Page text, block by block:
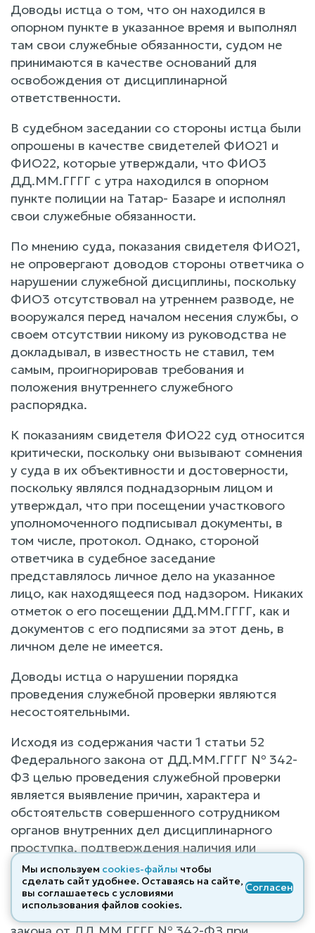
Доводы истца о том, что он находился в
опорном пункте в указанное время и выполнял
там свои служебные обязанности, судом не
принимаются в качестве оснований для
освобождения от дисциплинарной
ответственности.
В судебном заседании со стороны истца были
опрошены в качестве свидетелей ФИО21 и
ФИО22, которые утверждали, что ФИО3
ДД.ММ.ГГГГ с утра находился в опорном
пункте полиции на Татар- Базаре и исполнял
свои служебные обязанности.
По мнению суда, показания свидетеля ФИО21,
не опровергают доводов стороны ответчика о
нарушении служебной дисциплины, поскольку
ФИО3 отсутствовал на утреннем разводе, не
вооружался перед началом несения службы, о
своем отсутствии никому из руководства не
докладывал, в известность не ставил, тем
самым, проигнорировав требования и
положения внутреннего служебного
распорядка.
К показаниям свидетеля ФИО22 суд относится
критически, поскольку они вызывают сомнения
у суда в их объективности и достоверности,
поскольку являлся поднадзорным лицом и
утверждал, что при посещении участкового
уполномоченного подписывал документы, в
том числе, протокол. Однако, стороной
ответчика в судебное заседание
представлялось личное дело на указанное
лицо, как находящееся под надзором. Никаких
отметок о его посещении ДД.ММ.ГГГГ, как и
документов с его подписями за этот день, в
личном деле не имеется.
Доводы истца о нарушении порядка
проведения служебной проверки являются
несостоятельными.
Исходя из содержания части 1 статьи 52
Федерального закона от ДД.ММ.ГГГГ № 342-
ФЗ целью проведения служебной проверки
является выявление причин, характера и
обстоятельств совершенного сотрудником
органов внутренних дел дисциплинарного
проступка, подтверждения наличия или
отсутствия обстоятельств, предусмотренных
статьей 14 названного Закона.
Согласно части 3 статьи 52 Федерального
Мы используем cookies-файлы чтобы
сделать сайт удобнее. Оставаясь на сайте,
вы соглашаетесь с условиями
использования файлов cооkies.
Согласен